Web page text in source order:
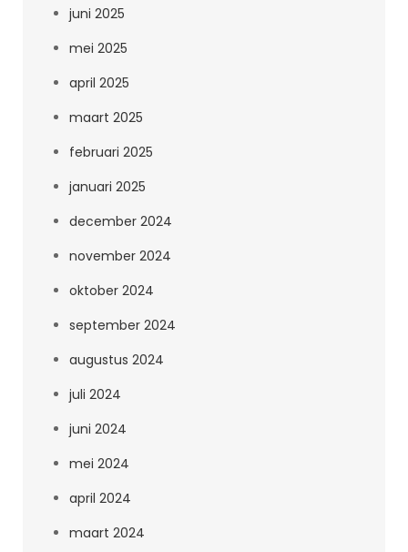
juni 2025
mei 2025
april 2025
maart 2025
februari 2025
januari 2025
december 2024
november 2024
oktober 2024
september 2024
augustus 2024
juli 2024
juni 2024
mei 2024
april 2024
maart 2024